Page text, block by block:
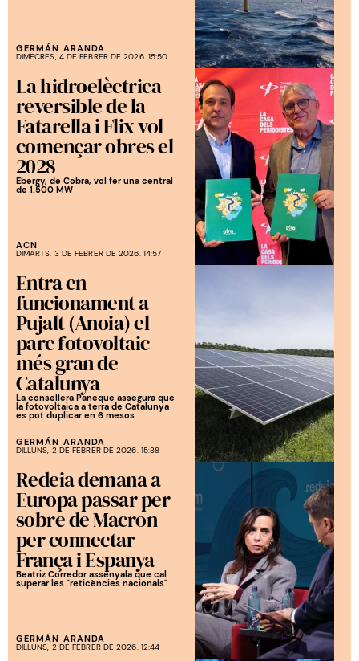
GERMÁN ARANDA
DIMECRES, 4 DE FEBRER DE 2026. 15:50
La hidroelèctrica
reversible de la
Fatarella i Flix vol
començar obres el
2028
Ebergy, de Cobra, vol fer una central
de 1.500 MW
ACN
DIMARTS, 3 DE FEBRER DE 2026. 14:57
Entra en
funcionament a
Pujalt (Anoia) el
parc fotovoltaic
més gran de
Catalunya
La consellera Paneque assegura que
la fotovoltaica a terra de Catalunya
es pot duplicar en 6 mesos
GERMÁN ARANDA
DILLUNS, 2 DE FEBRER DE 2026. 15:38
Redeia demana a
Europa passar per
sobre de Macron
per connectar
França i Espanya
Beatriz Corredor assenyala que cal
superar les "reticències nacionals"
GERMÁN ARANDA
DILLUNS, 2 DE FEBRER DE 2026. 12:44